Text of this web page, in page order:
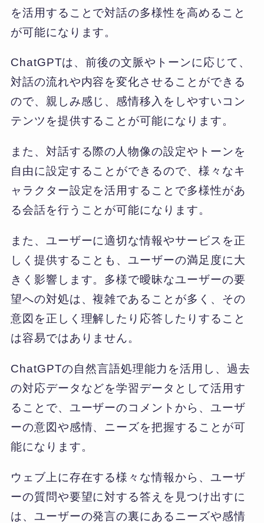
を活用することで対話の多様性を高めること
が可能になります。
ChatGPTは、前後の文脈やトーンに応じて、
対話の流れや内容を変化させることができる
ので、親しみ感じ、感情移入をしやすいコン
テンツを提供することが可能になります。
また、対話する際の人物像の設定やトーンを
自由に設定することができるので、様々なキ
ャラクター設定を活用することで多様性があ
る会話を行うことが可能になります。
また、ユーザーに適切な情報やサービスを正
しく提供することも、ユーザーの満足度に大
きく影響します。多様で曖昧なユーザーの要
望への対処は、複雑であることが多く、その
意図を正しく理解したり応答したりすること
は容易ではありません。
ChatGPTの自然言語処理能力を活用し、過去
の対応データなどを学習データとして活用す
ることで、ユーザーのコメントから、ユーザ
ーの意図や感情、ニーズを把握することが可
能になります。
ウェブ上に存在する様々な情報から、ユーザ
ーの質問や要望に対する答えを見つけ出すに
は、ユーザーの発言の裏にあるニーズや感情